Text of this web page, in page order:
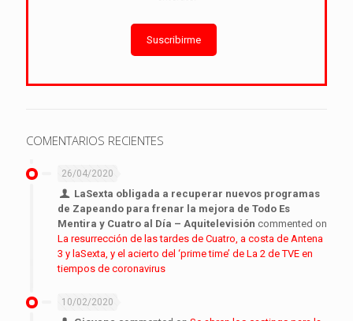
Suscribirme
COMENTARIOS RECIENTES
26/04/2020
LaSexta obligada a recuperar nuevos programas
de Zapeando para frenar la mejora de Todo Es
Mentira y Cuatro al Día – Aquitelevisión commented on
La resurrección de las tardes de Cuatro, a costa de Antena
3 y laSexta, y el acierto del ‘prime time’ de La 2 de TVE en
tiempos de coronavirus
10/02/2020